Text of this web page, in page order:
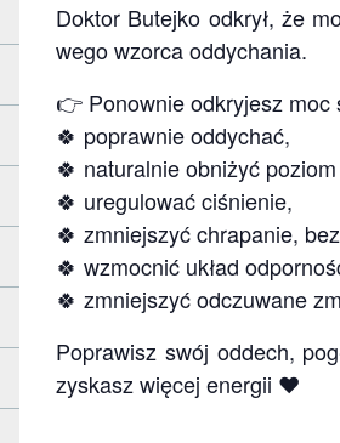
Dok­tor Butejko odkrył, że
wego wzorca oddychania.
👉 Ponow­nie odkry­jesz moc
🍀 popraw­nie oddy­chać,
🍀 natu­ral­nie obni­żyć
🍀 uregulować ciśnie­nie,
🍀 zmniejszyć chra­pa­nie,
🍀 wzmoc­nić układ
🍀 zmniej­szyć odczuwane
Popra­wisz swój oddech,
zyskasz wię­cej ener­gii ❤️